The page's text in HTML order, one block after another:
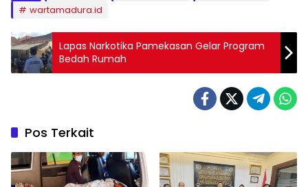
wartamadura.id
Lapas Narkotika Pamekasan Gelar Program
Bedah Rumah
Pos Terkait